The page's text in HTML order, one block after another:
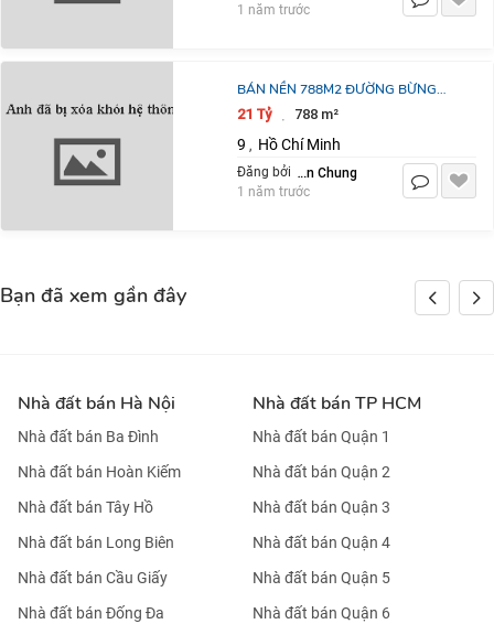
1 năm trước
BÁN NỀN 788M2 ĐƯỜNG BỪNG
ÔNG THOÀN GIÁ 21 TỶ TỐT NHẤT
21 Tỷ · 788 m²
9 , Hồ Chí Minh
Đăng bởi Nguyễn Tiến Chung
1 năm trước
Bạn đã xem gần đây
Nhà đất bán Hà Nội
Nhà đất bán Ba Đình
Nhà đất bán Hoàn Kiếm
Nhà đất bán Tây Hồ
Nhà đất bán Long Biên
Nhà đất bán Cầu Giấy
Nhà đất bán Đống Đa
Nhà đất bán TP HCM
Nhà đất bán Quận 1
Nhà đất bán Quận 2
Nhà đất bán Quận 3
Nhà đất bán Quận 4
Nhà đất bán Quận 5
Nhà đất bán Quận 6